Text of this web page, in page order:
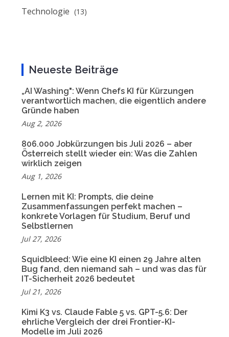
Technologie (13)
Neueste Beiträge
„AI Washing": Wenn Chefs KI für Kürzungen
verantwortlich machen, die eigentlich andere
Gründe haben
Aug 2, 2026
806.000 Jobkürzungen bis Juli 2026 – aber
Österreich stellt wieder ein: Was die Zahlen
wirklich zeigen
Aug 1, 2026
Lernen mit KI: Prompts, die deine
Zusammenfassungen perfekt machen –
konkrete Vorlagen für Studium, Beruf und
Selbstlernen
Jul 27, 2026
Squidbleed: Wie eine KI einen 29 Jahre alten
Bug fand, den niemand sah – und was das für
IT-Sicherheit 2026 bedeutet
Jul 21, 2026
Kimi K3 vs. Claude Fable 5 vs. GPT-5.6: Der
ehrliche Vergleich der drei Frontier-KI-
Modelle im Juli 2026